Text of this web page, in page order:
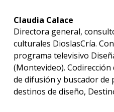
Claudia Calace
Directora general,
culturales DioslasCría.
programa televisivo
(Montevideo).
de difusión y buscador de
destinos de diseño,